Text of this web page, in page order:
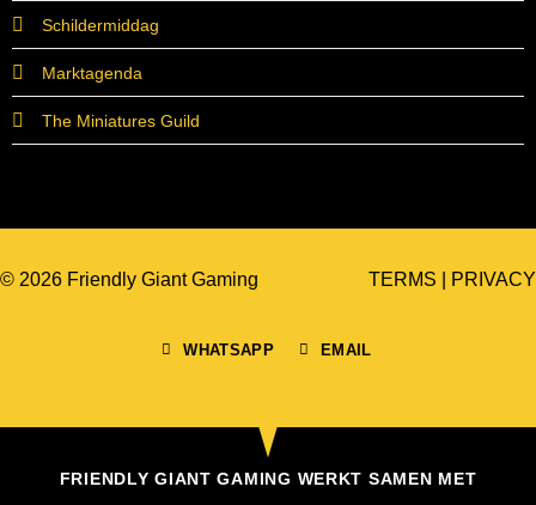
Schildermiddag
Marktagenda
The Miniatures Guild
© 2026 Friendly Giant Gaming
WHATSAPP EMAIL
TERMS PRIVACY
FRIENDLY GIANT GAMING WERKT SAMEN MET